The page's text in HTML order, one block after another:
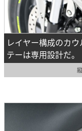
レイヤー構成のカ
テーは専用設計だ。